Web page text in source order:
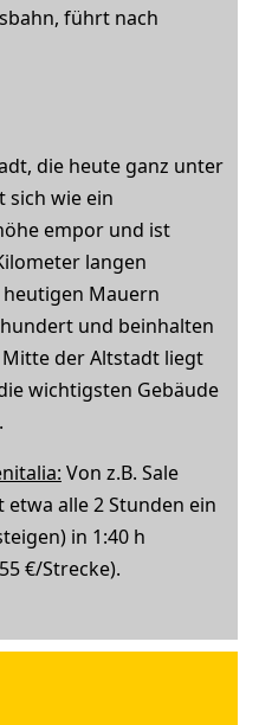
führt nach
die heute ganz unter
sich wie ein
empor und ist
langen
Mauern
und beinhalten
der Altstadt liegt
wichtigsten Gebäude
Von z.B. Sale
alle 2 Stunden ein
in 1:40 h
€/Strecke).